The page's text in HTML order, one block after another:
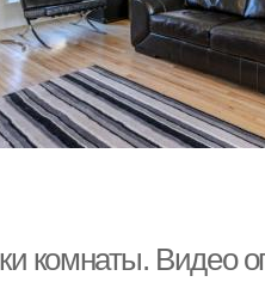
комнаты. Видео